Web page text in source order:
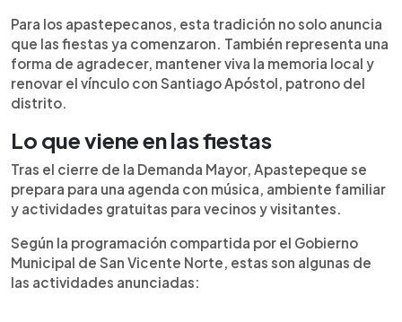
Para los apastepecanos, esta tradición no solo anuncia
que las fiestas ya comenzaron. También representa una
forma de agradecer, mantener viva la memoria local y
renovar el vínculo con Santiago Apóstol, patrono del
distrito.
Lo que viene en las fiestas
Tras el cierre de la Demanda Mayor, Apastepeque se
prepara para una agenda con música, ambiente familiar
y actividades gratuitas para vecinos y visitantes.
Según la programación compartida por el Gobierno
Municipal de San Vicente Norte, estas son algunas de
las actividades anunciadas: